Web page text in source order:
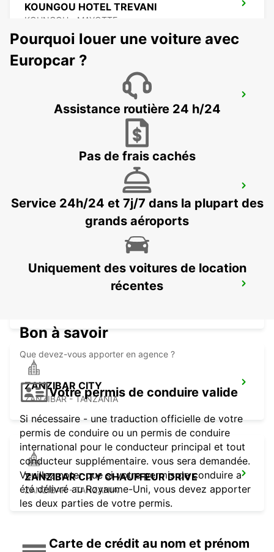
KOUNGOU HOTEL TREVANI
KOUNGOU - MAYOTTE
DAR ES SALAAM INT APT SELF DRIVE
DAR ES SALAAM - TANZANIA
DAR ES SALAAM INT APT CHAUF DRIVE
DAR ES SALAAM - TANZANIA
ZANZIBAR INT AIRPORT MEET AND
ZANZIBAR CITY
ZANZIBAR - TANZANIA
ZANZIBAR CITY CHAUFFEUR DRIVE
ZANZIBAR - TANZANIA
Pourquoi louer une voiture avec
Europcar ?
Assistance routière 24 h/24
Pas de frais cachés
Service 24h/24 et 7j/7 dans la plupart des
grands aéroports
Uniquement des voitures de location
récentes
Bon à savoir
Que devez-vous apporter en agence ?
Votre permis de conduire valide
Si nécessaire - une traduction officielle de votre
permis de conduire ou un permis de conduire
international pour le conducteur principal et tout
conducteur supplémentaire. vous sera demandée.
Veuillez noter que si votre permis de conduire a
été délivré au Royaume-Uni, vous devez apporter
les deux parties de votre permis.
Carte de crédit au nom et prénom